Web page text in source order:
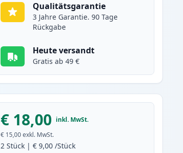
Qualitätsgarantie
3 Jahre Garantie. 90 Tage
Rückgabe
Heute versandt
Gratis ab 49 €
€ 18,00 inkl. MwSt.
€ 15,00 exkl. MwSt.
2 Stück |€ 9,00 /Stück